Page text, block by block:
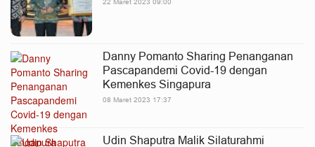
Danny Pomanto Sharing Penanganan
Pascapandemi Covid-19 dengan
Kemenkes Singapura
08 Maret 2023 17:37
Udin Shaputra Malik Silaturahmi